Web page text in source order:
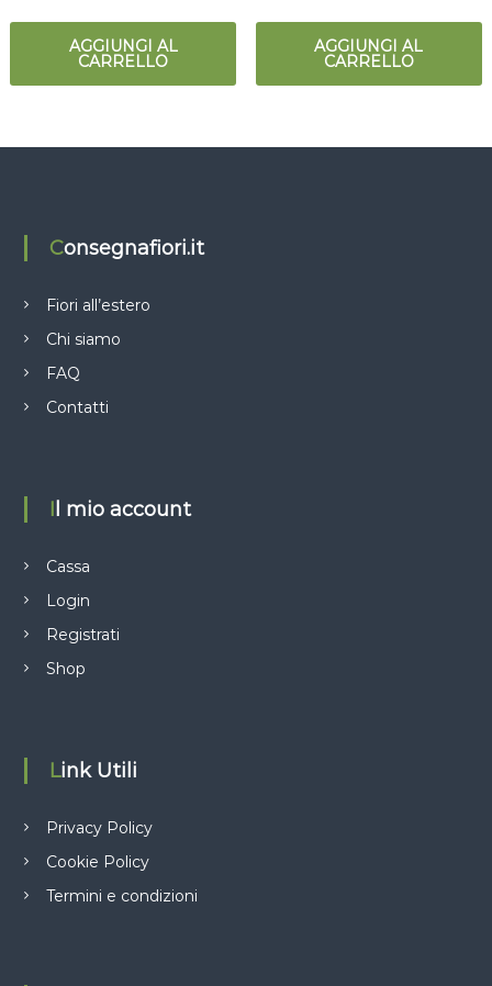
AGGIUNGI AL
CARRELLO
AGGIUNGI AL
CARRELLO
Consegnafiori.it
Fiori all’estero
Chi siamo
FAQ
Contatti
Il mio account
Cassa
Login
Registrati
Shop
Link Utili
Privacy Policy
Cookie Policy
Termini e condizioni